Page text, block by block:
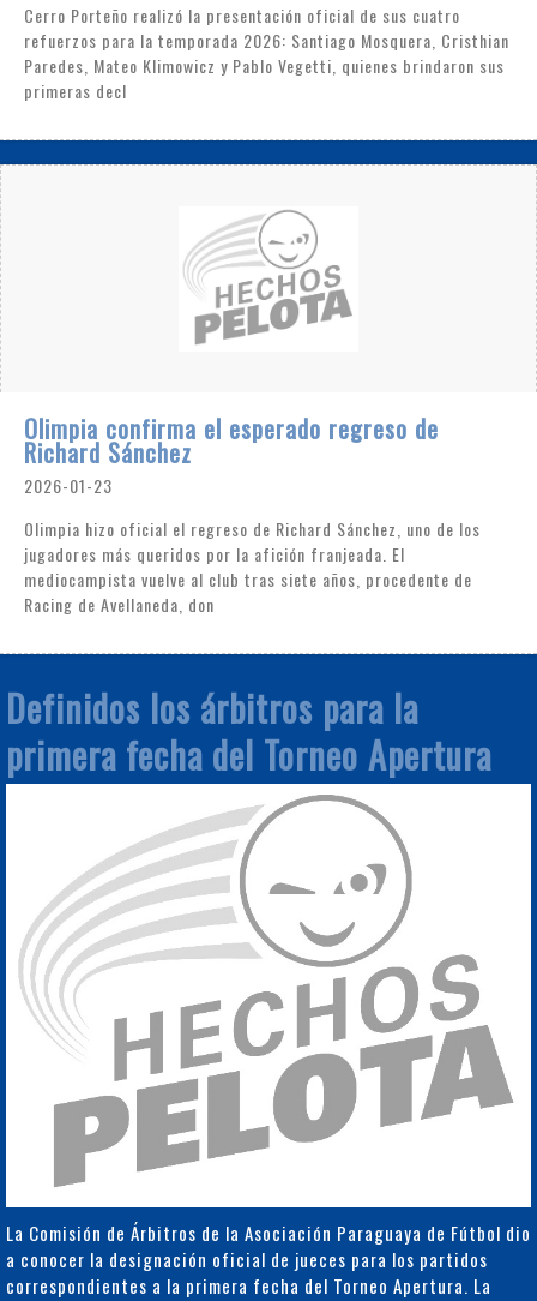
Cerro Porteño realizó la presentación oficial de sus cuatro
refuerzos para la temporada 2026: Santiago Mosquera, Cristhian
Paredes, Mateo Klimowicz y Pablo Vegetti, quienes brindaron sus
primeras decl
Olimpia confirma el esperado regreso de
Richard Sánchez
2026-01-23
Olimpia hizo oficial el regreso de Richard Sánchez, uno de los
jugadores más queridos por la afición franjeada. El
mediocampista vuelve al club tras siete años, procedente de
Racing de Avellaneda, don
Definidos los árbitros para la
primera fecha del Torneo Apertura
La Comisión de Árbitros de la Asociación Paraguaya de Fútbol dio
a conocer la designación oficial de jueces para los partidos
correspondientes a la primera fecha del Torneo Apertura. La